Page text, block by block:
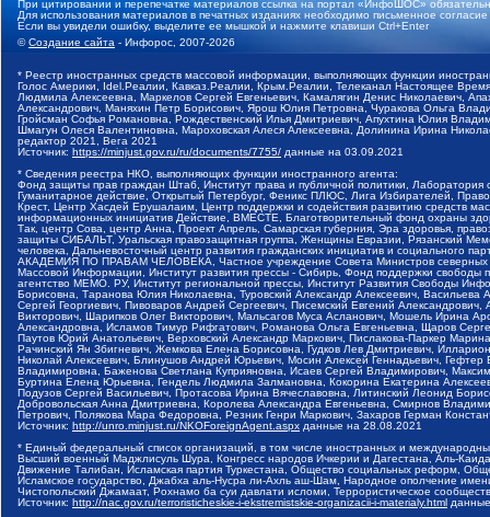
При цитировании и перепечатке материалов ссылка на портал «ИнфоШОС»
Для использования материалов в печатных изданиях необходимо письменное
Если вы увидели ошибку, выделите ее мышкой и нажмите клавиши Ctrl+Enter
©Создание сайта - Инфорос, 2007-2026
* Реестр иностранных средств массовой информации, выполняющих функции
Голос Америки, Idel.Реалии, Кавказ.Реалии, Крым.Реалии, Телеканал Настоящее
Людмила Алексеевна, Маркелов Сергей Евгеньевич, Камалягин Денис Николаевич,
Александрович, Маняхин Петр Борисович, Ярош Юлия Петровна, Чуракова Ольга
Гройсман Софья Романовна, Рождественский Илья Дмитриевич, Апухтина Юлия
Шмагун Олеся Валентиновна, Мароховская Алеся Алексеевна, Долинина Ирина
редактор 2021, Вега 2021
Источник: https://minjust.gov.ru/ru/documents/7755/ данные на 03.09.2021
* Сведения реестра НКО, выполняющих функции иностранного агента:
Фонд защиты прав граждан Штаб, Институт права и публичной политики,
Гуманитарное действие, Открытый Петербург, Феникс ПЛЮС, Лига Избирателей,
Крест, Центр Хасдей Ерушалаим, Центр поддержки и содействия развитию средств
информационных инициатив Действие, ВМЕСТЕ, Благотворительный фонд охраны
Так, центр Сова, центр Анна, Проект Апрель, Самарская губерния, Эра здоровья,
защиты СИБАЛЬТ, Уральская правозащитная группа, Женщины Евразии, Рязанский
человека, Дальневосточный центр развития гражданских инициатив и социального
АКАДЕМИЯ ПО ПРАВАМ ЧЕЛОВЕКА, Частное учреждение Совета Министров северных
Массовой Информации, Институт развития прессы - Сибирь, Фонд поддержки
агентство МЕМО. РУ, Институт региональной прессы, Институт Развития Свободы
Борисовна, Таранова Юлия Николаевна, Туровский Александр Алексеевич,
Сергей Георгиевич, Пивоваров Андрей Сергеевич, Писемский Евгений
Викторович, Шарипков Олег Викторович, Мальсагов Муса Асланович, Мошель Ирина
Александровна, Исламов Тимур Рифгатович, Романова Ольга Евгеньевна, Щаров
Паутов Юрий Анатольевич, Верховский Александр Маркович, Пислакова-Паркер
Рачинский Ян Збигневич, Жемкова Елена Борисовна, Гудков Лев Дмитриевич,
Николай Алексеевич, Блинушов Андрей Юрьевич, Мосин Алексей Геннадьевич,
Владимировна, Баженова Светлана Куприяновна, Исаев Сергей Владимирович,
Буртина Елена Юрьевна, Гендель Людмила Залмановна, Кокорина Екатерина
Подузов Сергей Васильевич, Протасова Ирина Вячеславовна, Литинский Леонид
Добровольская Анна Дмитриевна, Королева Александра Евгеньевна, Смирнов
Петрович, Полякова Мара Федоровна, Резник Генри Маркович, Захаров Герман
Источник: http://unro.minjust.ru/NKOForeignAgent.aspx данные на 28.08.2021
* Единый федеральный список организаций, в том числе иностранных и
Высший военный Маджлисуль Шура, Конгресс народов Ичкерии и Дагестана, Аль-
Движение Талибан, Исламская партия Туркестана, Общество социальных реформ,
Исламское государство, Джабха аль-Нусра ли-Ахль аш-Шам, Народное ополчение
Чистопольский Джамаат, Рохнамо ба суи давлати исломи, Террористическое
Источник: http://nac.gov.ru/terroristicheskie-i-ekstremistskie-organizacii-i-materialy.html